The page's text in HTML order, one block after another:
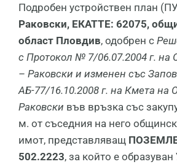
Подробен устройствен план
Раковски, ЕКАТТЕ: 62075,
област Пловдив, одобрен с
с Протокол № 7/06.07.2004 г. на
– Раковски и изменен със
АБ-77/16.10.2008 г. на Кмета на
Раковски във връзка със
м. от съседния на него
имот, представляващ
502.2223, за който е образуван